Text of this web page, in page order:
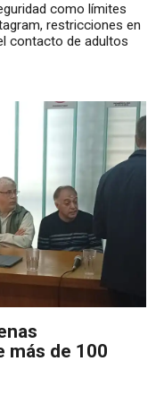
como límites
restricciones en
contacto de adultos
más de 100